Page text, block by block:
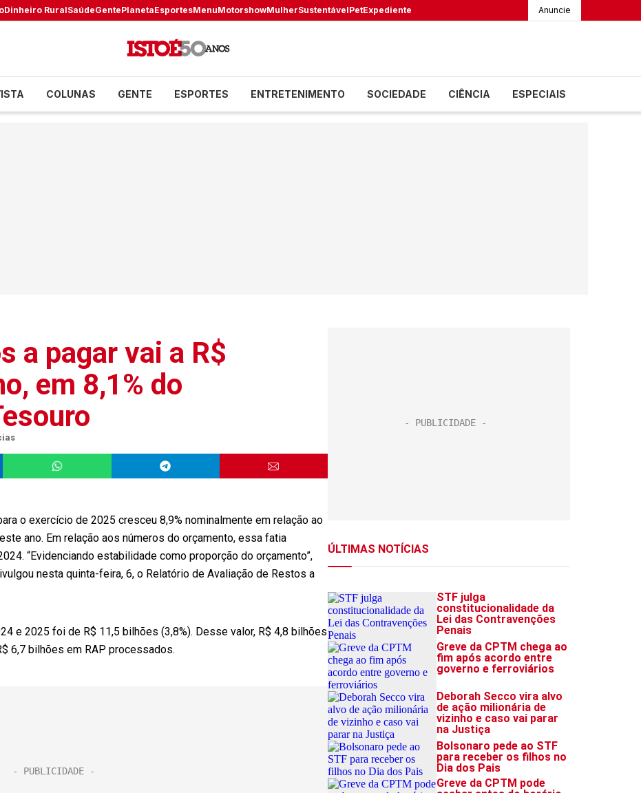
Dinheiro RuralSaúdeGentePlanetaEsportesMenuMotorshowMulherSustentávelPetExpediente Anuncie
COLUNAS GENTE ESPORTES ENTRETENIMENTO SOCIEDADE CIÊNCIA ESPECIAIS
a pagar vai a R$
em 8,1% do
o exercício de 2025 cresceu 8,9% nominalmente em relação ao
ano. Em relação aos números do orçamento, essa fatia
“Evidenciando estabilidade como proporção do orçamento”,
nesta quinta-feira, 6, o Relatório de Avaliação de Restos a
e 2025 foi de R$ 11,5 bilhões (3,8%). Desse valor, R$ 4,8 bilhões
6,7 bilhões em RAP processados.